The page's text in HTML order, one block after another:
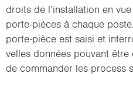
droits de l’ins­tal­la­tion en
porte-​pièces à chaque
porte-​pièce est saisi et
velles don­nées pou­vant
de com­man­der les pro­cess